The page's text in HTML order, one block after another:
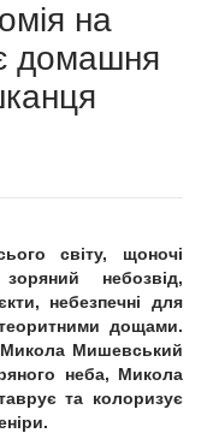
на
домашня
світу, щоночі
небозвід,
небезпечні для
дощами.
Мишевський
неба, Микола
та колоризує